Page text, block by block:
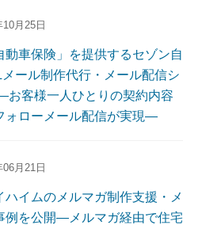
月25日
車保険」を提供するセゾン自
ール制作代行・メール配信シ
お客様一人ひとりの契約内容
ォローメール配信が実現―
月21日
イムのメルマガ制作支援・メ
例を公開―メルマガ経由で住宅